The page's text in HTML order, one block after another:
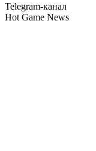
Telegram-канал
Hot Game News